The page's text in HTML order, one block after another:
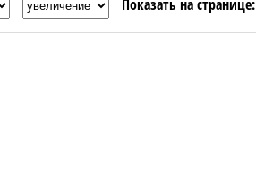
Показать на странице: